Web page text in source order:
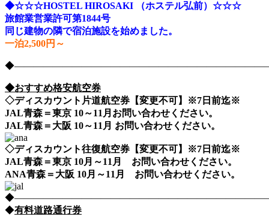
◆☆☆☆HOSTEL HIROSAKI （ホステル弘前）☆☆☆
旅館業営業許可第1844号
同じ建物の隣で宿泊施設を始めました。
一泊2,500円～
◆おすすめ格安航空券
◇ディスカウント片道航空券【変更不可】※7日前迄※
JAL青森＝東京 10～11月お問い合わせください。
JAL青森＝大阪 10～11月 お問い合わせください。
◇ディスカウント往復航空券【変更不可】※7日前迄※
JAL青森＝東京 10月～11月 お問い合わせください。
ANA青森＝大阪 10月～11月 お問い合わせください。
◆有料道路通行券